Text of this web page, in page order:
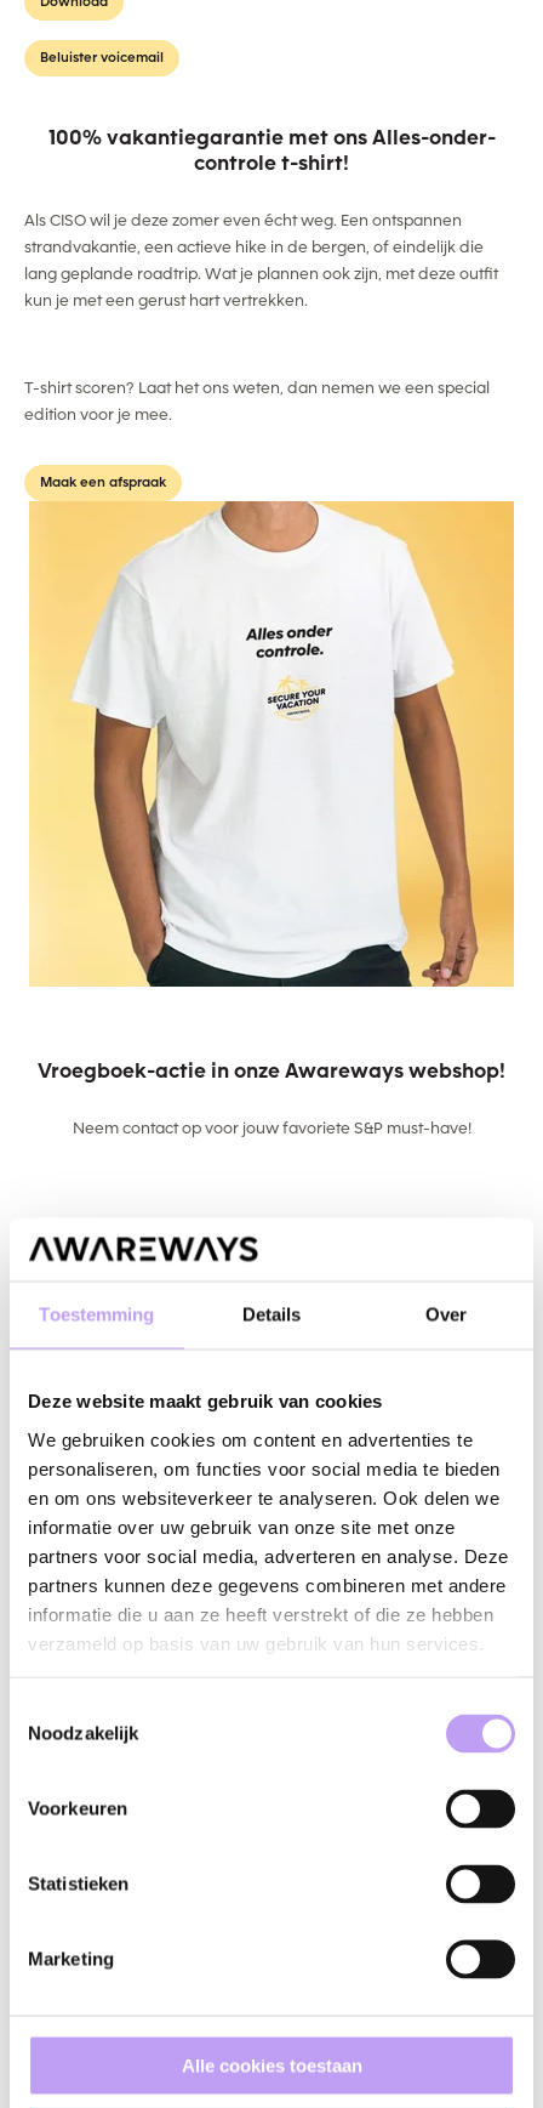
Toestemming Details Over
Deze website maakt gebruik van cookies
We gebruiken cookies om content en advertenties te
personaliseren, om functies voor social media te bieden
en om ons websiteverkeer te analyseren. Ook delen we
informatie over uw gebruik van onze site met onze
partners voor social media, adverteren en analyse. Deze
partners kunnen deze gegevens combineren met andere
informatie die u aan ze heeft verstrekt of die ze hebben
verzameld op basis van uw gebruik van hun services.
Noodzakelijk
Voorkeuren
Statistieken
Marketing
Alle cookies toestaan
Beluister voicemail
100% vakantiegarantie met ons Alles-onder-
controle t-shirt!
Als CISO wil je deze zomer even écht weg. Een ontspannen
strandvakantie, een actieve hike in de bergen, of eindelijk die
lang geplande roadtrip. Wat je plannen ook zijn, met deze outfit
kun je met een gerust hart vertrekken.
T-shirt scoren? Laat het ons weten, dan nemen we een special
edition voor je mee.
Maak een afspraak
Vroegboek-actie in onze Awareways webshop!
Neem contact op voor jouw favoriete S&P must-have!